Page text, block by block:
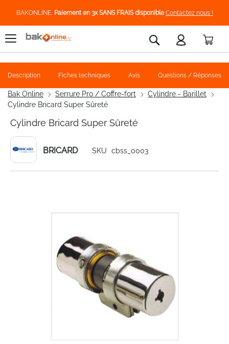
BAKONLINE, Paiement en 3x SANS FRAIS disponible Contactez nous !
Rechercher
Bak Online Serrure Pro / Coffre-fort
Cylindre - Barillet
Cylindre Bricard Super Sûreté
Cylindre Bricard Super Sûreté
BRICARD SKU cbss_0003
Description Fiches techniques Avis Questions / Réponses